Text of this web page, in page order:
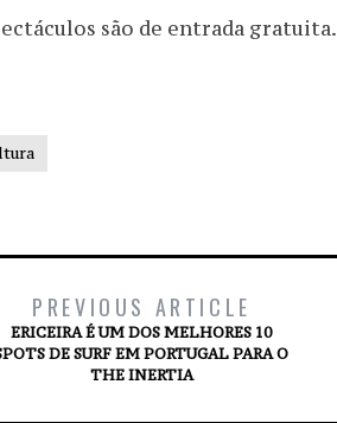
são de entrada gratuita.
PREVIOUS ARTICLE
ERICEIRA É UM DOS MELHORES 10
DE SURF EM PORTUGAL PARA O
THE INERTIA